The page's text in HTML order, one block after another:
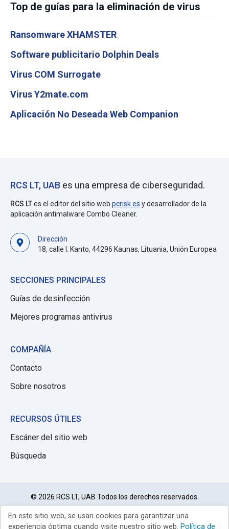
Top de guías para la eliminación de virus
Ransomware XHAMSTER
Software publicitario Dolphin Deals
Virus COM Surrogate
Virus Y2mate.com
Aplicación No Deseada Web Companion
RCS LT, UAB es una empresa de ciberseguridad.
RCS LTes el editor del sitio web pcrisk.es y desarrollador de la
aplicación antimalware Combo Cleaner.
Dirección
18, calle I. Kanto, 44296 Kaunas, Lituania, Unión Europea
SECCIONES PRINCIPALES
Guías de desinfección
Mejores programas antivirus
COMPAÑÍA
Contacto
Sobre nosotros
RECURSOS ÚTILES
Escáner del sitio web
Búsqueda
© 2026 RCS LT, UAB Todos los derechos reservados.
Política de
privacidad
Limitación de
responsabilidad
Condiciones de
uso
En este sitio web, se usan cookies para garantizar una
experiencia óptima cuando visite nuestro sitio web. Política de